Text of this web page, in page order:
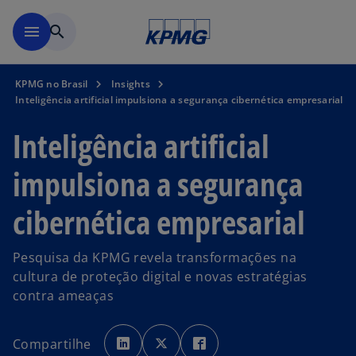
menu search
KPMG no Brasil
Insights
Inteligência artificial impulsiona a segurança cibernética empresarial
Inteligência artificial
impulsiona a segurança
cibernética empresarial
Pesquisa da KPMG revela transformações na
cultura de proteção digital e novas estratégias
contra ameaças
Compartilhe
a
b
r
a
b
r
b
r